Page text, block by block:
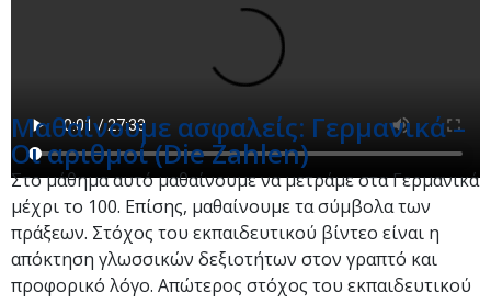
Μαθαίνουμε ασφαλείς: Γερμανικά –
Οι αριθμοί (Die Zahlen)
Στο μάθημα αυτό μαθαίνουμε να μετράμε στα Γερμανικά
μέχρι το 100. Επίσης, μαθαίνουμε τα σύμβολα των
πράξεων. Στόχος του εκπαιδευτικού βίντεο είναι η
απόκτηση γλωσσικών δεξιοτήτων στον γραπτό και
προφορικό λόγο. Απώτερος στόχος του εκπαιδευτικού